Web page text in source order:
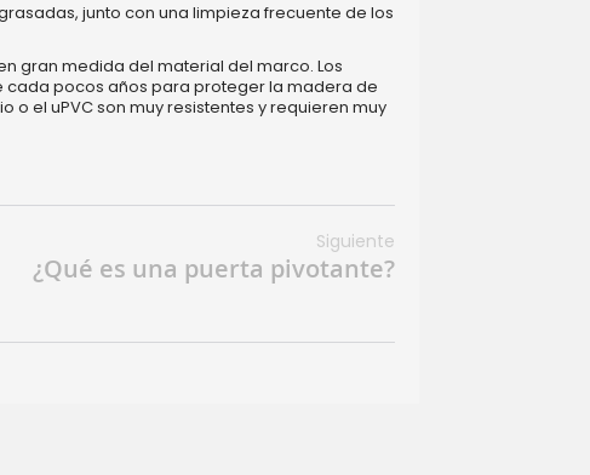
junto con una limpieza frecuente de los
gran medida del material del marco. Los
pocos años para proteger la madera de
el uPVC son muy resistentes y requieren muy
Siguiente
¿Qué es una puerta pivotante?